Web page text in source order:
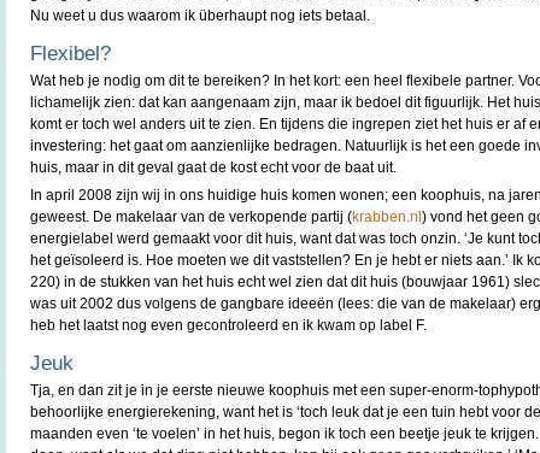
Nu weet u dus waarom ik überhaupt nog iets betaal.
Flexibel?
Wat heb je nodig om dit te bereiken? In het kort: een heel flexibele partner.
lichamelijk zien: dat kan aangenaam zijn, maar ik bedoel dit figuurlijk. Het
komt er toch wel anders uit te zien. En tijdens die ingrepen ziet het huis er af
investering: het gaat om aanzienlijke bedragen. Natuurlijk is het een goede
huis, maar in dit geval gaat de kost echt voor de baat uit.
In april 2008 zijn wij in ons huidige huis komen wonen; een koophuis, na
geweest. De makelaar van de verkopende partij (krabben.nl ) vond het geen
energielabel werd gemaakt voor dit huis, want dat was toch onzin. ‘Je kunt
het geïsoleerd is. Hoe moeten we dit vaststellen? En je hebt er niets aan.’ Ik
220) in de stukken van het huis echt wel zien dat dit huis (bouwjaar 1961)
was uit 2002 dus volgens de gangbare ideeën (lees: die van de makelaar)
heb het laatst nog even gecontroleerd en ik kwam op label F.
Jeuk
Tja, en dan zit je in je eerste nieuwe koophuis met een super-enorm-
behoorlijke energierekening, want het is ‘toch leuk dat je een tuin hebt voor
maanden even ‘te voelen’ in het huis, begon ik toch een beetje jeuk te